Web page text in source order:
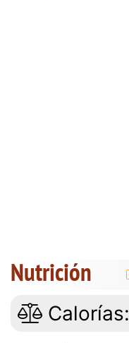
Nutrición
Calorías: